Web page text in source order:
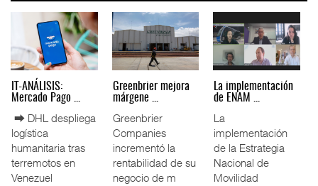
IT-ANÁLISIS: Puerto
Lázar ...
⮕ Canal de
Panamá reducirá
nuevamente el
calado de
Neopanamax ⮕
La ATTRAPI licita
red de ...
La Agencia de
Trenes y
Transporte Público
Integrado
(ATTRAPI) abri
IT-ANÁLISIS: Volaris
abri ...
⮕ IA y
automatización
redefinen
operación
aeroportuaria ⮕